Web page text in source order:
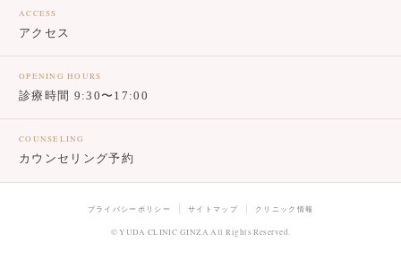
ACCESS
アクセス
OPENING HOURS
診療時間 9:30〜17:00
COUNSELING
カウンセリング予約
プライバシーポリシー サイトマップ クリニック情報
© YUDA CLINIC GINZA All Rights Reserved.